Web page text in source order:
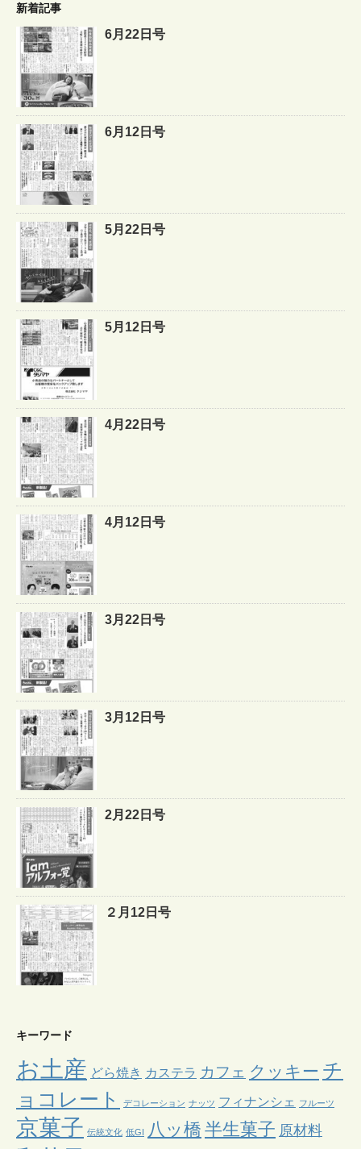
新着記事
6月22日号
6月12日号
5月22日号
5月12日号
4月22日号
4月12日号
3月22日号
3月12日号
2月22日号
２月12日号
キーワード
お土産 どら焼き カステラ カフェ クッキー チ
ョコレート
デコレーション ナッツ フィナンシェ フルーツ
京菓子 伝統文化 低GI 八ッ橋 半生菓子 原材料